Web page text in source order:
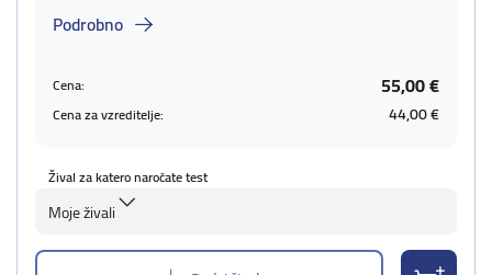
Podrobno
Cena: 55,00 €
Cena za vzreditelje: 44,00 €
Žival za katero naročate test
Moje živali